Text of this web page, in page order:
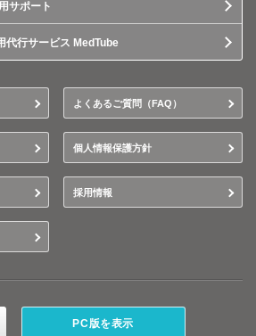
サポート
代行サービス MedTube
よくあるご質問（FAQ）
個人情報保護方針
採用情報
PC版を表示